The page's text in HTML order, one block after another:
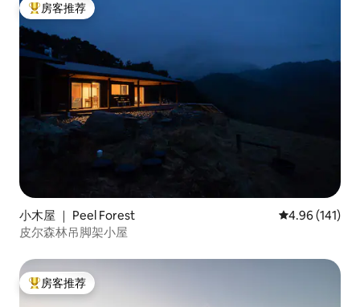
热门「房客推荐」
房客推荐
小木屋 ｜ Peel Forest 平均评分 4.96
4.96 (141)
皮尔森林吊脚架小屋
热门「房客推荐」
房客推荐